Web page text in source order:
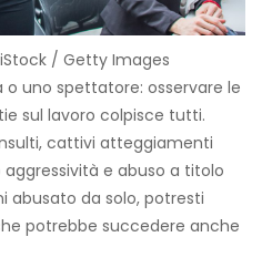
/ Getty Images
uno spettatore: osservare le
sul lavoro colpisce tutti.
cattivi atteggiamenti
e abuso a titolo
abusato da solo, potresti
potrebbe succedere anche